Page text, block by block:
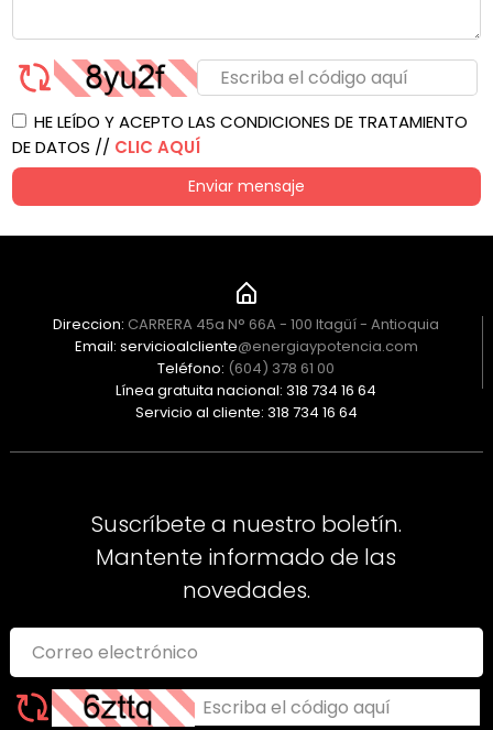
HE LEÍDO Y ACEPTO LAS CONDICIONES DE TRATAMIENTO
DE DATOS // CLIC AQUÍ
Enviar mensaje
Direccion: CARRERA 45a N° 66A - 100 Itagüí - Antioquia
Email: servicioalcliente@energiaypotencia.com
Teléfono: (604) 378 61 00
Línea gratuita nacional: 318 734 16 64
Servicio al cliente: 318 734 16 64
Suscríbete a nuestro boletín.
Mantente informado de las
novedades.